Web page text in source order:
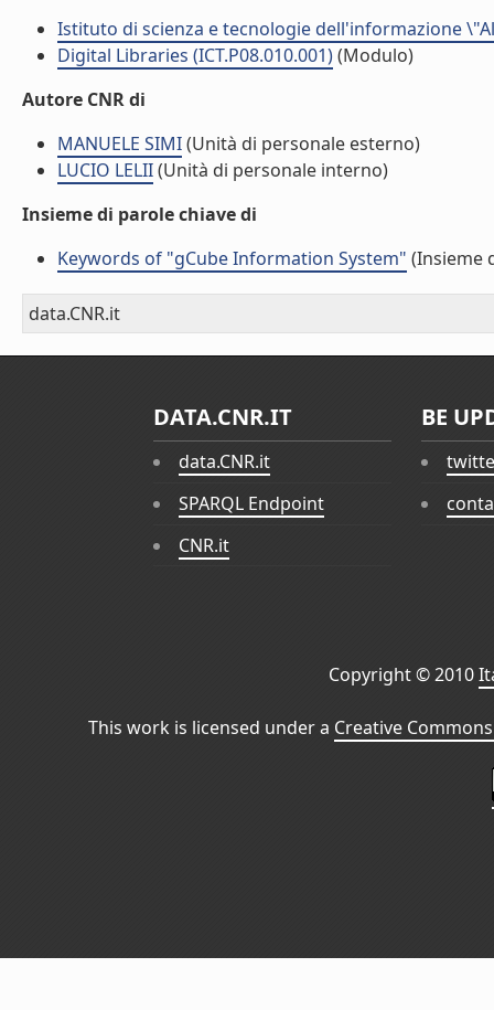
Istituto di scienza e tecnologie dell'informazione
Digital Libraries (ICT.P08.010.001)(Modulo)
Autore CNR di
MANUELE SIMI(Unità di personale esterno)
LUCIO LELII(Unità di personale interno)
Insieme di parole chiave di
Keywords of "gCube Information System" (Insieme
data.CNR.it
DATA.CNR.IT
data.CNR.it
SPARQL Endpoint
CNR.it
BE
Copyright © 2010
This work is licensed under a Creative